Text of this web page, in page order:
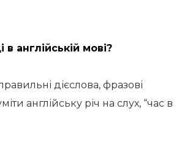
англійській мові?
дієслова, фразові
англійську річ на слух, “час в